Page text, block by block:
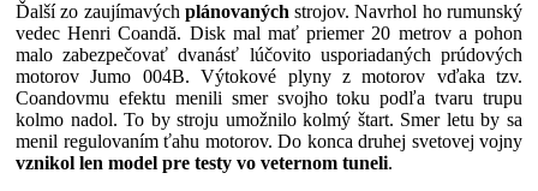
Ďalší zo zaujímavých plánovaných strojov. Navrhol ho rumunský
vedec Henri Coandă. Disk mal mať priemer 20 metrov a pohon
malo zabezpečovať dvanásť lúčovito usporiadaných prúdových
motorov Jumo 004B. Výtokové plyny z motorov vďaka tzv.
Coandovmu efektu menili smer svojho toku podľa tvaru trupu
kolmo nadol. To by stroju umožnilo kolmý štart. Smer letu by sa
menil regulovaním ťahu motorov. Do konca druhej svetovej vojny
vznikol len model pre testy vo veternom tuneli.